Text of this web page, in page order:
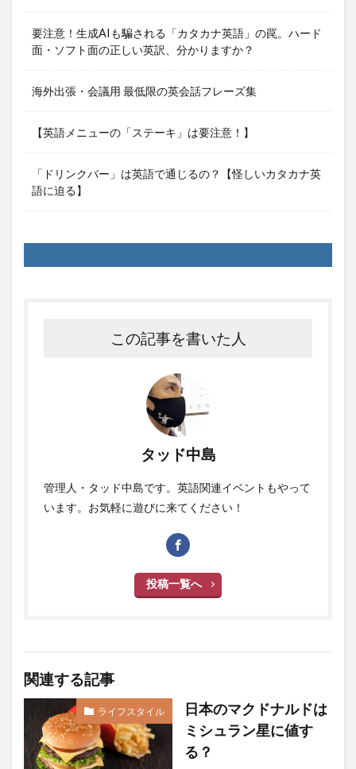
要注意！生成AIも騙される「カタカナ英語」の罠。ハード
面・ソフト面の正しい英訳、分かりますか？
海外出張・会議用 最低限の英会話フレーズ集
【英語メニューの「ステーキ」は要注意！】
「ドリンクバー」は英語で通じるの？【怪しいカタカナ英
語に迫る】
この記事を書いた人
タッド中島
管理人・タッド中島です。英語関連イベントもやって
います。お気軽に遊びに来てください！
投稿一覧へ
関連する記事
ライフスタイル
日本のマクドナルドは
ミシュラン星に値す
る？